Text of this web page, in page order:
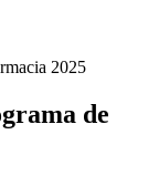
2025
de